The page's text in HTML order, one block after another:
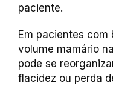
paciente.
Em pacientes com
volume mamário
pode se
flacidez ou perda